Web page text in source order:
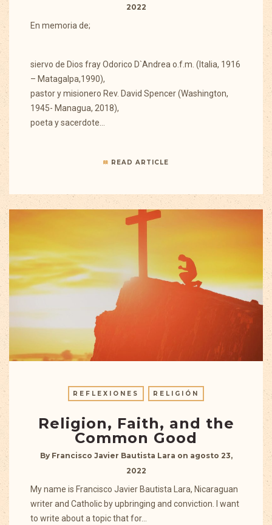
2022
En memoria de;
siervo de Dios fray Odorico D`Andrea o.f.m. (Italia, 1916
– Matagalpa,1990),
pastor y misionero Rev. David Spencer (Washington,
1945- Managua, 2018),
poeta y sacerdote…
READ ARTICLE
REFLEXIONES RELIGIÓN
Religion, Faith, and the
Common Good
By Francisco Javier Bautista Lara on agosto 23,
2022
My name is Francisco Javier Bautista Lara, Nicaraguan
writer and Catholic by upbringing and conviction. I want
to write about a topic that for…